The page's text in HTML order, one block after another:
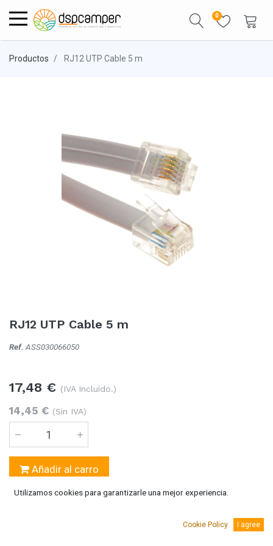
0
Productos RJ12 UTP Cable 5 m
RJ12 UTP Cable 5 m
Ref. ASS030066050
17,48 € (IVA Incluido.)
14,45 € (Sin IVA)
Añadir al carro
Temporalmente sin existencias
Se puede solicitar bajo pedido 5-10 días laborables
Utilizamos cookies para garantizarle una mejor experiencia.
Cookie Policy I agree